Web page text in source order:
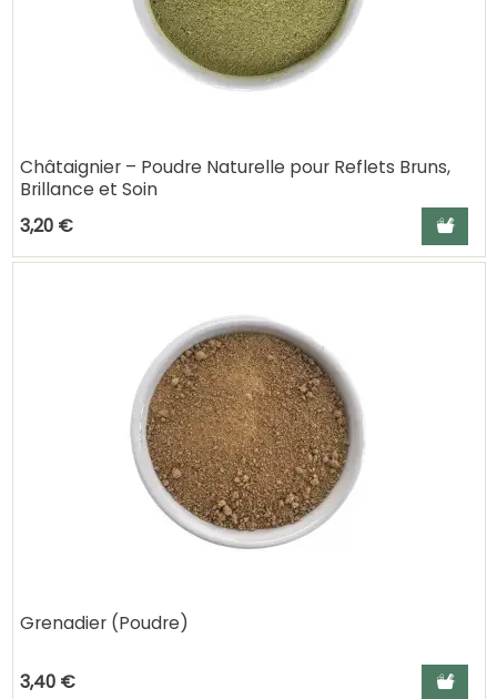
Châtaignier – Poudre Naturelle pour Reflets Bruns,
Brillance et Soin
3,20 €
Ajouter
Grenadier (Poudre)
3,40 € Ajouter